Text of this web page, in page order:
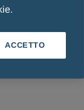
ACCETTO